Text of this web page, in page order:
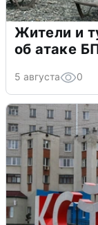
Жители и
об атаке
5 августа 0